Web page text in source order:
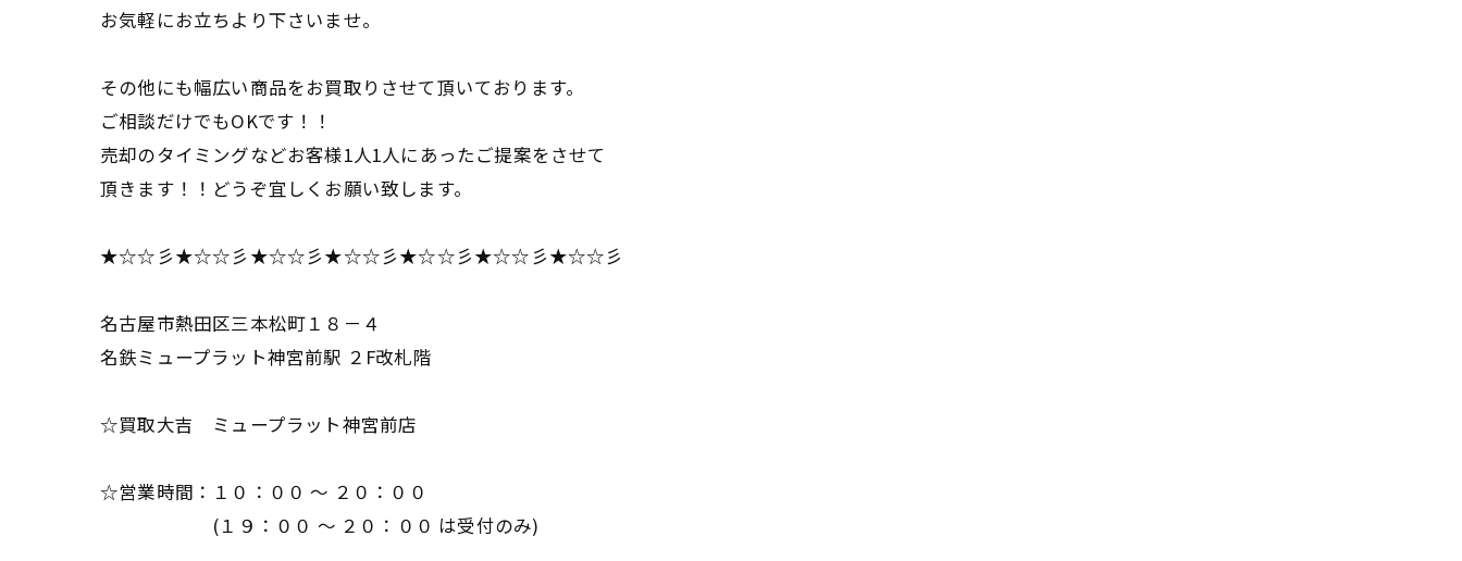
お気軽にお立ちより下さいませ。
その他にも幅広い商品をお買取りさせて頂いております。
ご相談だけでもOKです！！
売却のタイミングなどお客様1人1人にあったご提案をさせて
頂きます！！どうぞ宜しくお願い致します。
★☆☆彡★☆☆彡★☆☆彡★☆☆彡★☆☆彡★☆☆彡★☆☆彡
名古屋市熱田区三本松町１８－４
名鉄ミュープラット神宮前駅 ２F改札階
☆買取大吉 ミュープラット神宮前店
☆営業時間：１０：００ ～ ２０：００
(１９：００ ～ ２０：００ は受付のみ)